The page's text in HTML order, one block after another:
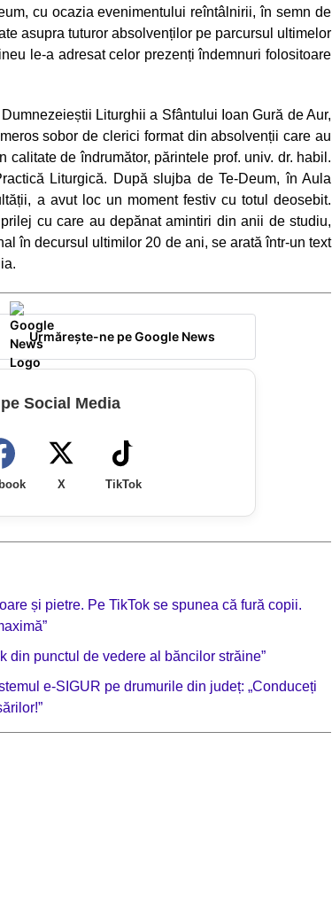
cu ocazia evenimentului reîntâlnirii, în semn de
asupra tuturor absolvenților pe parcursul ultimelor
le-a adresat celor prezenți îndemnuri folositoare
Liturghii a Sfântului Ioan Gură de Aur,
sobor de clerici format din absolvenții care au
de îndrumător, părintele prof. univ. dr. habil.
Liturgică. După slujba de Te-Deum, în Aula
a avut loc un moment festiv cu totul deosebit.
cu care au depănat amintiri din anii de studiu,
în decursul ultimilor 20 de ani, se arată într-un text
Urmărește-ne pe Google News
Social Media
X TikTok
și pietre. Pe TikTok se spunea că fură copii.
din punctul de vedere al băncilor străine”
e-SIGUR pe drumurile din județ: „Conduceți